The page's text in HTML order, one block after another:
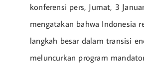
konferensi pers, Jumat, 3
mengatakan bahwa Indonesia
langkah besar dalam transisi
meluncurkan program